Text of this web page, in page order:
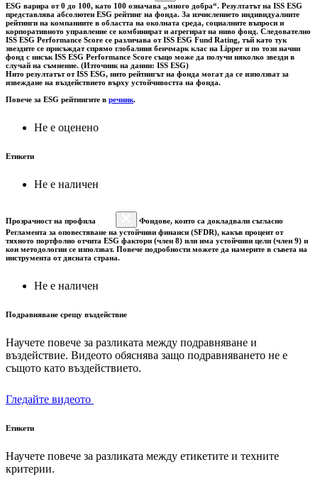
ESG варира от 0 до 100, като 100 означава „много добра“. Резултатът на ISS ESG
представлява абсолютен ESG рейтинг на фонда. За изчислението индивидуалните
рейтинги на компаниите в областта на околната среда, социалните въпроси и
корпоративното управление се комбинират и агрегират на ниво фонд. Следователно
ISS ESG Performance Score се различава от ISS ESG Fund Rating, тъй като тук
звездите се присъждат спрямо глобалния бенчмарк клас на Lipper и по този начин
фонд с нисък ISS ESG Performance Score също може да получи няколко звезди в
случай на съмнение. (Източник на данни: ISS ESG)
Нито резултатът от ISS ESG, нито рейтингът на фонда могат да се използват за
извеждане на въздействието върху устойчивостта на фонда.
Повече за ESG рейтингите в речник.
Не е оценено
Етикети
Не е наличен
Прозрачност на профила
Фондове, които са докладвали съгласно
Регламента за оповестяване на устойчиви финанси (SFDR), какъв процент от
тяхното портфолио отчита ESG фактори (член 8) или има устойчиви цели (член 9) и
кои методологии се използват. Повече подробности можете да намерите в съвета на
инструмента от дясната страна.
Не е наличен
Подравняване срещу въздействие
Научете повече за разликата между подравняване и
въздействие. Видеото обяснява защо подравняването не е
същото като въздействието.
Гледайте видеото
Етикети
Научете повече за разликата между етикетите и техните
критерии.